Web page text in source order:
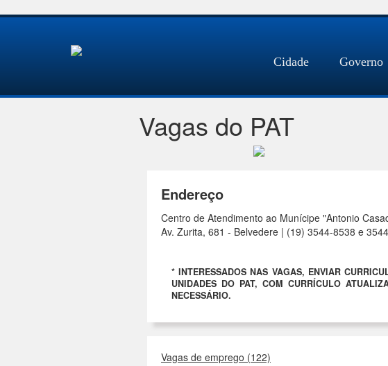
Cidade Governo
Vagas do PAT
Endereço
Centro de Atendimento ao Munícipe "Antonio
Av. Zurita, 681 - Belvedere | (19) 3544-8538 e
* INTERESSADOS NAS VAGAS, ENVIAR
UNIDADES DO PAT, COM CURRÍCULO
NECESSÁRIO.
Vagas de emprego (122)